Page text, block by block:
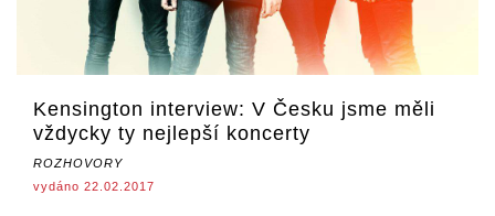
Kensington interview: V Česku jsme měli
vždycky ty nejlepší koncerty
ROZHOVORY
vydáno 22.02.2017